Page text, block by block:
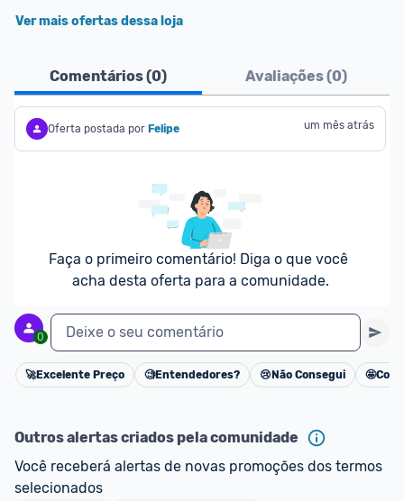
Ver mais ofertas dessa loja
Comentários (0) Avaliações (0)
Oferta postada por Felipe um mês atrás
Faça o primeiro comentário! Diga o que você
acha desta oferta para a comunidade.
0 Deixe o seu comentário
Cancelar
🚀Excelente Preço 🧐Entendedores? 😢 Não Consegui 🤩
Outros alertas criados pela comunidade
Você receberá alertas de novas promoções dos termos
selecionados